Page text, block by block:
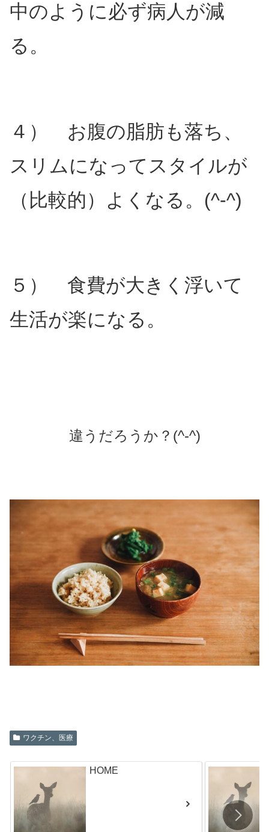
中のように必ず病人が減
る。
４） お腹の脂肪も落ち、
スリムになってスタイルが
（比較的）よくなる。(^-^)
５） 食費が大きく浮いて
生活が楽になる。
違うだろうか？(^-^)
ワクチン、医療
HOME